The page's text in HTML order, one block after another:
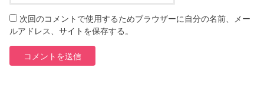
次回のコメントで使用するためブラウザーに自分の名前、メー
ルアドレス、サイトを保存する。